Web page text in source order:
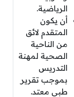
الرياضية.
أن يكون
المتقدم لائق
من الناحية
الصحية لمهنة
التدريس
بموجب تقرير
طبي معتد.